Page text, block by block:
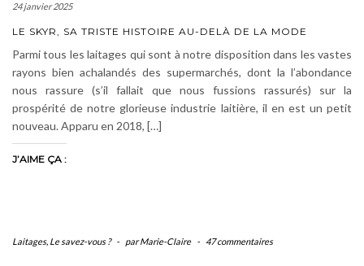
24 janvier 2025
LE SKYR, SA TRISTE HISTOIRE AU-DELÀ DE LA MODE
Parmi tous les laitages qui sont à notre disposition dans les vastes
rayons bien achalandés des supermarchés, dont la l’abondance
nous rassure (s’il fallait que nous fussions rassurés) sur la
prospérité de notre glorieuse industrie laitière, il en est un petit
nouveau. Apparu en 2018, […]
J’AIME ÇA :
Laitages, Le savez-vous ? - par Marie-Claire - 47 commentaires